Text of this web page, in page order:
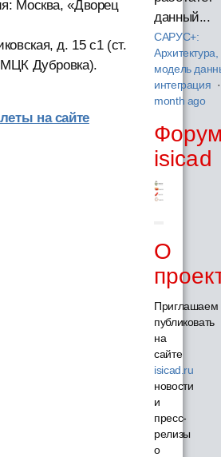
Москва, «Дворец
д. 15 с1 (ст.
Дубровка).
на сайте
данный...
САРУС+:
Архитектура,
модель
интеграция
month ago
isicad
О
Приглашаем
публиковать
на
сайте
isicad.ru
новости
и
пресс-
релизы
о